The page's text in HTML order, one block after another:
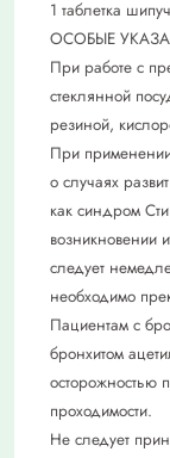
1 таблетка
ОСОБЫЕ
При работе с
стеклянной
резиной,
При
о случаях
как синдром
возникновении
следует
необходимо
Пациентам с
бронхитом
осторожностью
проходимости.
Не следует